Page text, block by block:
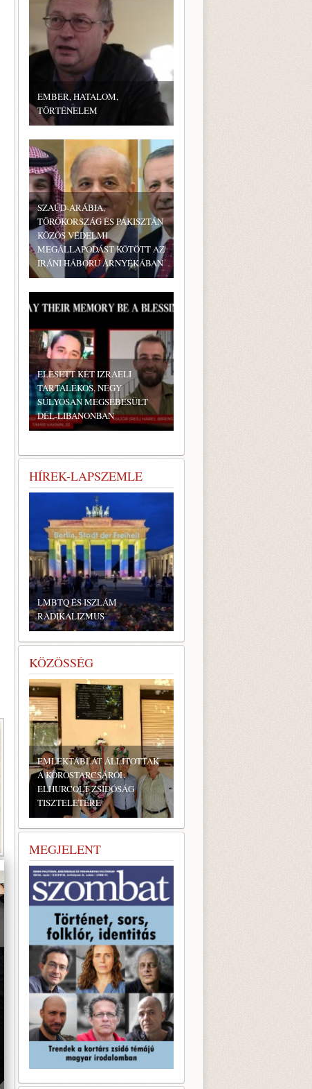
EMBER, HATALOM,
TÖRTÉNELEM
SZAÚD-ARÁBIA,
TÖRÖKORSZÁG ÉS PAKISZTÁN
KÖZÖS VÉDELMI
MEGÁLLAPODÁST KÖTÖTT AZ
IRÁNI HÁBORÚ ÁRNYÉKÁBAN
ELESETT KÉT IZRAELI
TARTALÉKOS, NÉGY
SÚLYOSAN MEGSEBESÜLT
DÉL-LIBANONBAN
HÍREK-LAPSZEMLE
LMBTQ ÉS ISZLÁM
RADIKALIZMUS
KÖZÖSSÉG
BONYHÁDI ZSIDÓ NAPOK
MEGJELENT